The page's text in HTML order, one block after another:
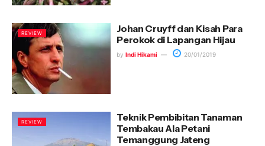
REVIEW
Johan Cruyff dan Kisah Para
Perokok di Lapangan Hijau
by Indi Hikami 20/01/2019
REVIEW
Teknik Pembibitan Tanaman
Tembakau Ala Petani
Temanggung Jateng